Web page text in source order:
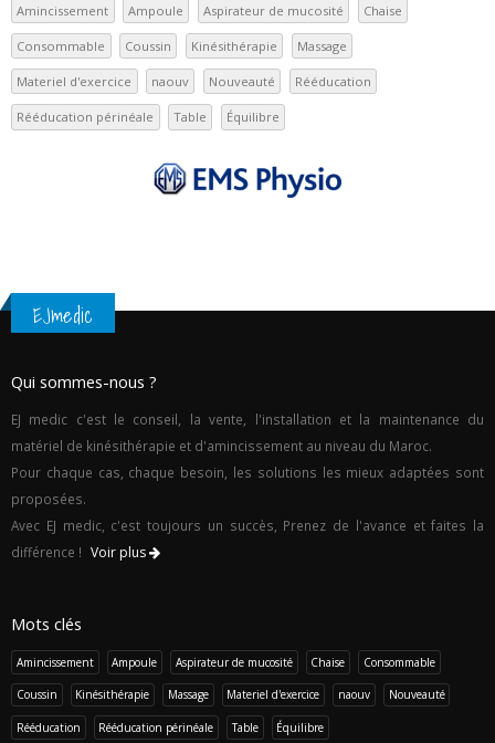
Amincissement Ampoule Aspirateur de mucosité Chaise
Consommable Coussin Kinésithérapie Massage
Materiel d'exercice naouv Nouveauté Rééducation
Rééducation périnéale Table Équilibre
EJmedic
Qui sommes-nous ?
EJ medic c'est le conseil, la vente, l'installation et la maintenance du
matériel de kinésithérapie et d'amincissement au niveau du Maroc.
Pour chaque cas, chaque besoin, les solutions les mieux adaptées sont
proposées.
Avec EJ medic, c'est toujours un succès, Prenez de l'avance et faites la
différence ! Voir plus
Mots clés
Amincissement Ampoule Aspirateur de mucosité Chaise Consommable
Coussin Kinésithérapie Massage Materiel d'exercice naouv Nouveauté
Rééducation Rééducation périnéale Table Équilibre